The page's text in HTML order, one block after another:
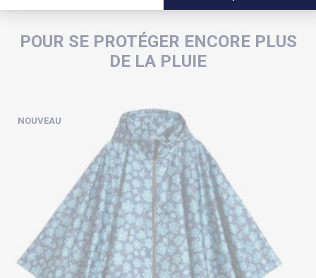
POUR SE PROTÉGER ENCORE PLUS
DE LA PLUIE
NOUVEAU